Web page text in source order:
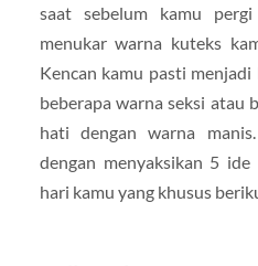
saat sebelum kamu
menukar warna kuteks
Kencan kamu pasti
beberapa warna seksi atau
hati dengan warna
dengan menyaksikan 5 ide
hari kamu yang khusus